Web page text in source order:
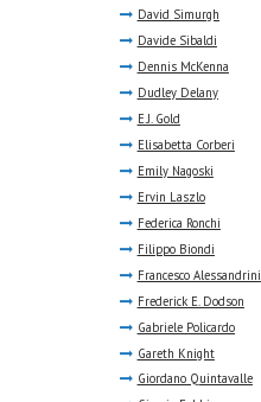
David Simurgh
Davide Sibaldi
Dennis McKenna
Dudley Delany
E.J. Gold
Elisabetta Corberi
Emily Nagoski
Ervin Laszlo
Federica Ronchi
Filippo Biondi
Francesco Alessandrini
Frederick E. Dodson
Gabriele Policardo
Gareth Knight
Giordano Quintavalle